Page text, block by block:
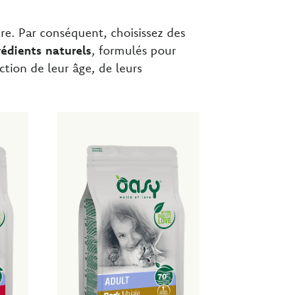
Par conséquent, choisissez des
naturels, formulés pour
de leur âge, de leurs